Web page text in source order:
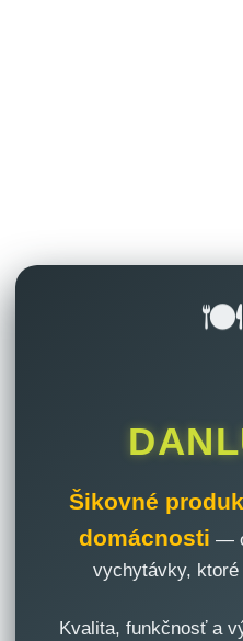
Šikovné
domácnosti —
vychytávky,
Kvalita, funkčnosť a